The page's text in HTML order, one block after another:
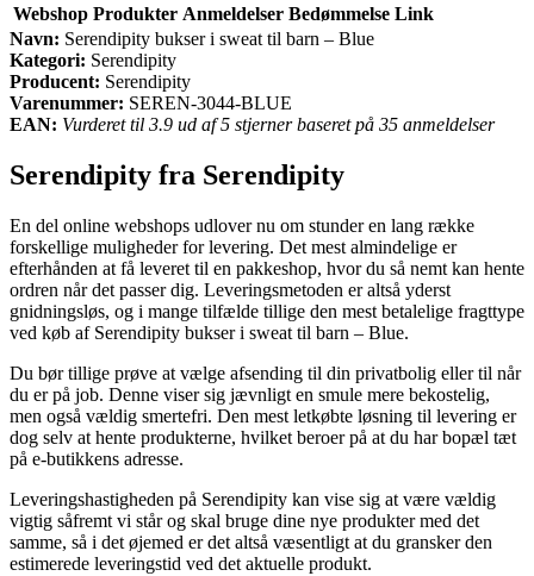
Webshop Produkter Anmeldelser Bedømmelse Link
Navn: Serendipity bukser i sweat til barn – Blue
Kategori: Serendipity
Producent: Serendipity
Varenummer: SEREN-3044-BLUE
EAN: Vurderet til 3.9 ud af 5 stjerner baseret på 35 anmeldelser
Serendipity fra Serendipity
En del online webshops udlover nu om stunder en lang række
forskellige muligheder for levering. Det mest almindelige er
efterhånden at få leveret til en pakkeshop, hvor du så nemt kan hente
ordren når det passer dig. Leveringsmetoden er altså yderst
gnidningsløs, og i mange tilfælde tillige den mest betalelige fragttype
ved køb af Serendipity bukser i sweat til barn – Blue.
Du bør tillige prøve at vælge afsending til din privatbolig eller til når
du er på job. Denne viser sig jævnligt en smule mere bekostelig,
men også vældig smertefri. Den mest letkøbte løsning til levering er
dog selv at hente produkterne, hvilket beroer på at du har bopæl tæt
på e-butikkens adresse.
Leveringshastigheden på Serendipity kan vise sig at være vældig
vigtig såfremt vi står og skal bruge dine nye produkter med det
samme, så i det øjemed er det altså væsentligt at du gransker den
estimerede leveringstid ved det aktuelle produkt.